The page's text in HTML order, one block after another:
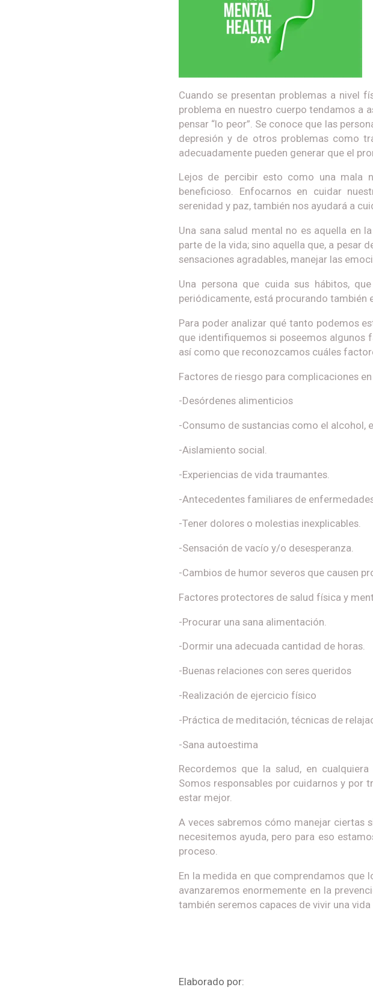
Cuando se presentan problemas a nivel
problema en nuestro cuerpo tendamos a
pensar “lo peor”. Se conoce que las
depresión y de otros problemas como
adecuadamente pueden generar que el
Lejos de percibir esto como una mala
beneficioso. Enfocarnos en cuidar
serenidad y paz, también nos ayudará a
Una sana salud mental no es aquella en
parte de la vida; sino aquella que, a pesar
sensaciones agradables, manejar las
Una persona que cuida sus hábitos,
periódicamente, está procurando también
Para poder analizar qué tanto podemos
que identifiquemos si poseemos algunos
así como que reconozcamos cuáles
Factores de riesgo para complicaciones
-Desórdenes alimenticios
-Consumo de sustancias como el alcohol,
-Aislamiento social.
-Experiencias de vida traumantes.
-Antecedentes familiares de
-Tener dolores o molestias inexplicables.
-Sensación de vacío y/o desesperanza.
-Cambios de humor severos que causen
Factores protectores de salud física y
-Procurar una sana alimentación.
-Dormir una adecuada cantidad de horas.
-Buenas relaciones con seres queridos
-Realización de ejercicio físico
-Práctica de meditación, técnicas de
-Sana autoestima
Recordemos que la salud, en
Somos responsables por cuidarnos y por
estar mejor.
A veces sabremos cómo manejar ciertas
necesitemos ayuda, pero para eso
proceso.
En la medida en que comprendamos que
avanzaremos enormemente en la
también seremos capaces de vivir una
Elaborado por: